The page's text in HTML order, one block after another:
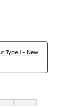
Type I - New
égal à Très grand